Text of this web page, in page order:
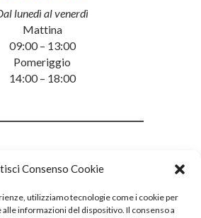
Consenso Cookie
utilizziamo tecnologie come i cookie per
informazioni del dispositivo. Il consenso a
lunedì al venerdì
Mattina
09:00 – 13:00
Pomeriggio
14:00 – 18:00